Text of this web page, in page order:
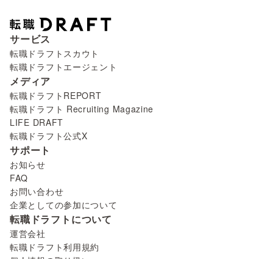
サービス
転職ドラフトスカウト
転職ドラフトエージェント
メディア
転職ドラフトREPORT
転職ドラフト Recruiting Magazine
LIFE DRAFT
転職ドラフト公式X
サポート
お知らせ
FAQ
お問い合わせ
企業としての参加について
転職ドラフトについて
運営会社
転職ドラフト利用規約